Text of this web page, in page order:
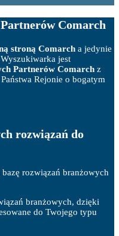
Comarch
stroną Comarch a jedynie
jest
Partnerów Comarch z
Rejonie o bogatym
rozwiązań do
rozwiązań branżowych
branżowych, dzięki
do Twojego typu